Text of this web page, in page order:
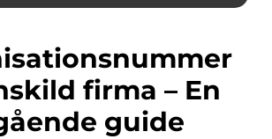
firma – En
guide